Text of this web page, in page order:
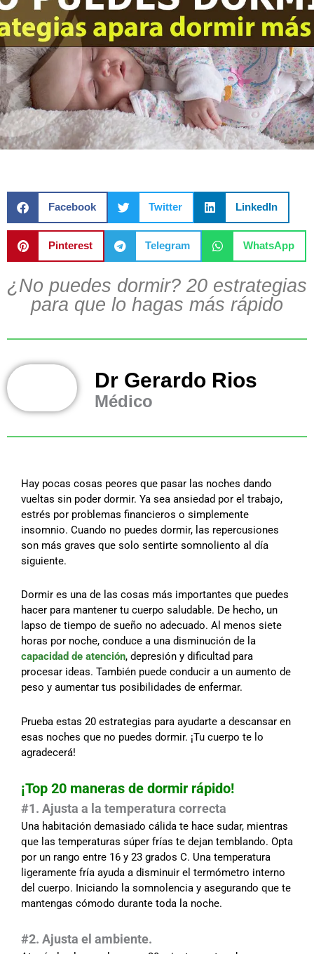
Facebook Twitter LinkedIn
Pinterest Telegram WhatsApp
¿No puedes dormir? 20 estrategias
para que lo hagas más rápido
Dr Gerardo Rios
Médico
Hay pocas cosas peores que pasar las noches dando
vueltas sin poder dormir. Ya sea ansiedad por el trabajo,
estrés por problemas financieros o simplemente
insomnio. Cuando no puedes dormir, las repercusiones
son más graves que solo sentirte somnoliento al día
siguiente.
Dormir es una de las cosas más importantes que puedes
hacer para mantener tu cuerpo saludable. De hecho, un
lapso de tiempo de sueño no adecuado. Al menos siete
horas por noche, conduce a una disminución de la
capacidad de atención, depresión y dificultad para
procesar ideas. También puede conducir a un aumento de
peso y aumentar tus posibilidades de enfermar.
Prueba estas 20 estrategias para ayudarte a descansar en
esas noches que no puedes dormir. ¡Tu cuerpo te lo
agradecerá!
¡Top 20 maneras de dormir rápido!
#1. Ajusta a la temperatura correcta
Una habitación demasiado cálida te hace sudar, mientras
que las temperaturas súper frías te dejan temblando. Opta
por un rango entre 16 y 23 grados C. Una temperatura
ligeramente fría ayuda a disminuir el termómetro interno
del cuerpo. Iniciando la somnolencia y asegurando que te
mantengas cómodo durante toda la noche.
#2. Ajusta el ambiente.